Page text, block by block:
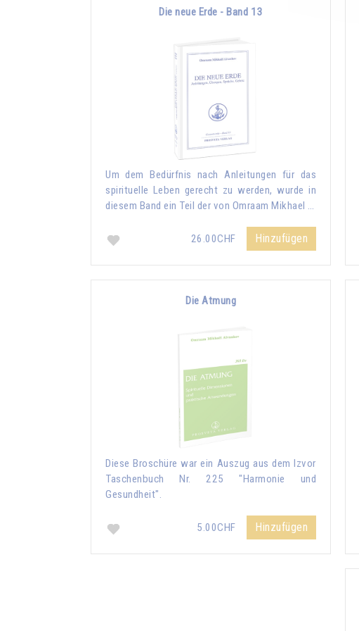
Die neue Erde - Band 13
Um dem Bedürfnis nach Anleitungen für das
spirituelle Leben gerecht zu werden, wurde in
diesem Band ein Teil der von Omraam Mikhael …
26.00CHF Hinzufügen
Die Atmung
Diese Broschüre war ein Auszug aus dem Izvor
Taschenbuch Nr. 225 "Harmonie und
Gesundheit".
5.00CHF Hinzufügen